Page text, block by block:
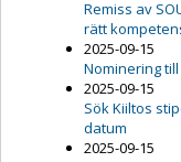
Remiss av
rätt
2025-09-15
Nominering
2025-09-15
Sök Kiiltos
datum
2025-09-15